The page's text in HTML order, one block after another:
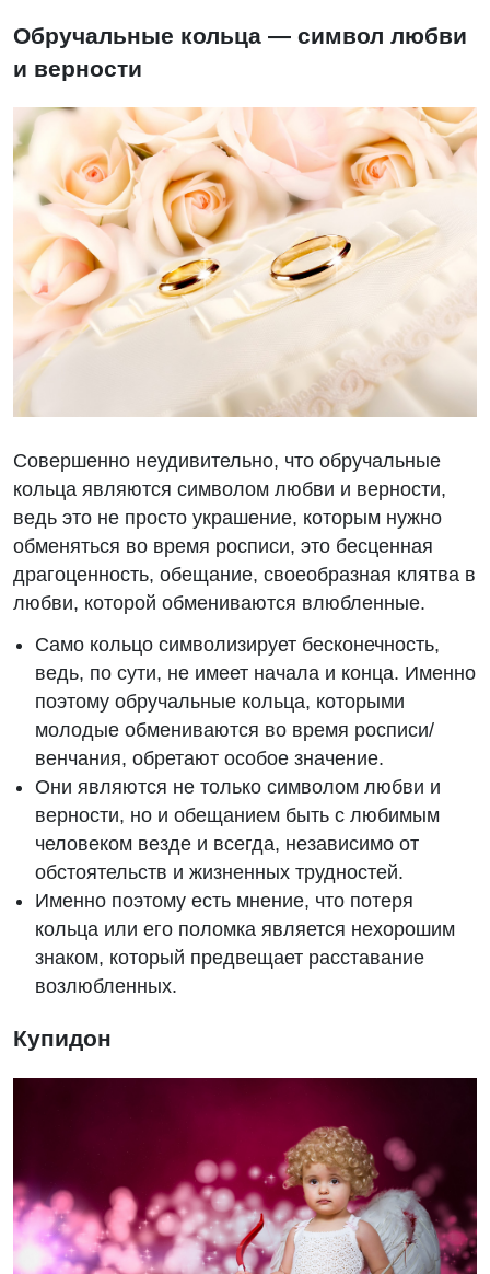
Обручальные кольца — символ любви
и верности
Совершенно неудивительно, что обручальные
кольца являются символом любви и верности,
ведь это не просто украшение, которым нужно
обменяться во время росписи, это бесценная
драгоценность, обещание, своеобразная клятва в
любви, которой обмениваются влюбленные.
Само кольцо символизирует бесконечность,
ведь, по сути, не имеет начала и конца. Именно
поэтому обручальные кольца, которыми
молодые обмениваются во время росписи/
венчания, обретают особое значение.
Они являются не только символом любви и
верности, но и обещанием быть с любимым
человеком везде и всегда, независимо от
обстоятельств и жизненных трудностей.
Именно поэтому есть мнение, что потеря
кольца или его поломка является нехорошим
знаком, который предвещает расставание
возлюбленных.
Купидон